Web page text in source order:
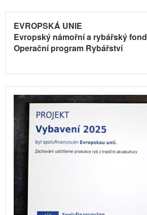
EVROPSKÁ UNIE
Evropský námořní a rybářský fond
Operační program Rybářství